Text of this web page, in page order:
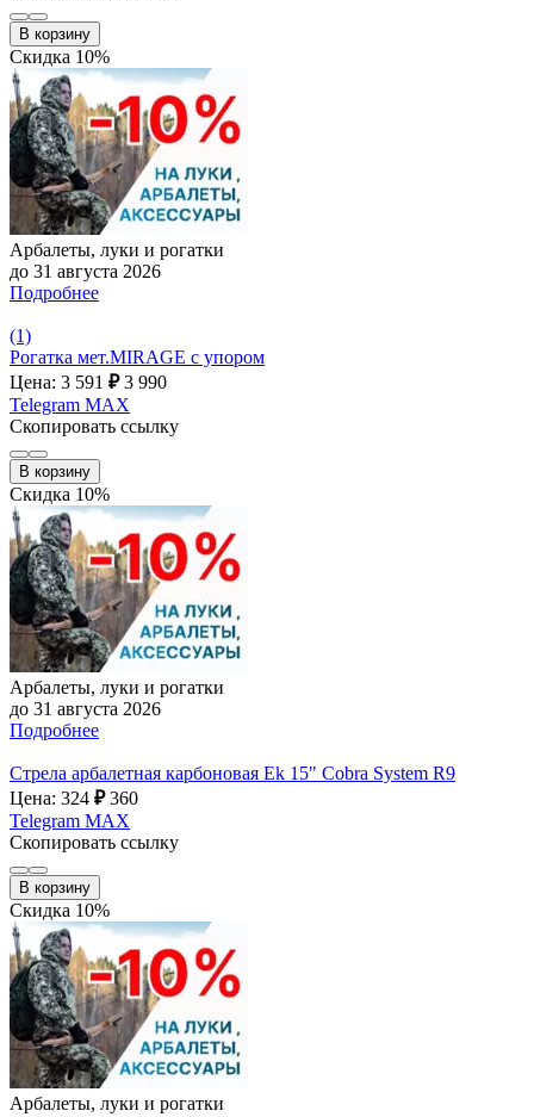
В корзину
Скидка 10%
Арбалеты, луки и рогатки
до 31 августа 2026
Подробнее
(1)
Рогатка мет.MIRAGE с упором
Цена: 3 591 ₽ 3 990
Telegram MAX
Скопировать ссылку
В корзину
Скидка 10%
Арбалеты, луки и рогатки
до 31 августа 2026
Подробнее
Стрела арбалетная карбоновая Ek 15" Cobra System R9
Цена: 324 ₽ 360
Telegram MAX
Скопировать ссылку
В корзину
Скидка 10%
Арбалеты, луки и рогатки